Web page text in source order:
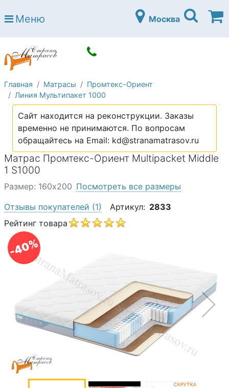
Страна матрасов
Open submenu (Матрасы)
Open submenu (Кровати)
Кровати
Open submenu (Аксессуары)
Open submenu (Диваны)
Диваны
Open submenu (Постельное белье)
Постельное белье
Open submenu (Мебель)
Мебель
Open submenu (Основания)
Основания
Open submenu (Детские матрасы)
Детские матрасы
Open submenu (Детские кровати)
Детские кровати
Open submenu (Шкафы)
Шкафы
О компании
Контакты
Доставка по городу
Меню Москва
Главная Матрасы
Промтекс-Ориент
Линия Мультипакет 1000
Сайт находится на реконструкции. Заказы
временно не принимаются. По вопросам
обращайтесь на Email: kd@stranamatrasov.ru
Матрас Промтекс-Ориент Multipacket Middle
1 S1000
-40%
Размер: 160х200 Посмотреть все размеры
Отзывы покупателей (1) Артикул: 2833
Рейтинг товара